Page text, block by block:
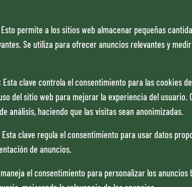
Esto permite a los sitios web almacenar pequeñas
Se utiliza para ofrecer anuncios relevantes y
Esta clave controla el consentimiento para las cookies
del sitio web para mejorar la experiencia del usuario.
análisis, haciendo que las visitas sean anonimizadas.
Esta clave regula el consentimiento para usar datos
de anuncios.
el consentimiento para personalizar los anuncios